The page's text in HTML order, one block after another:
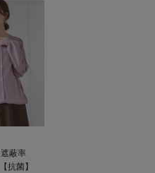
遮蔽率
抗菌】